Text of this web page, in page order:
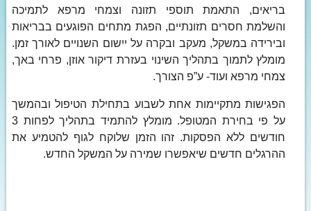
בריאים, התאמת תוספי תזונה וצמחי מרפא לתמיכה
והשלמת חסרים תזונתיים, הפגת מתחים הפוגעים בבריאות
ובירידה במשקל, מעקב ובקרה על יישום השנויים לאורך זמן.
מומלץ לתמוך בתהליך השינוי בעזרת דיקור אוזן, פרחי באך,
צמחי מרפא ועוד- ע”פ הצורך.
הפגישות מתקיימות אחת לשבוע בתחילת הטיפול ובהמשך
על פי בחירת המטופל. מומלץ להתמיד בתהליך לפחות 3
חודשים ללא הפסקות. זהו הזמן שלוקח לגוף להטמיע את
ההרגלים חדשים שיאפשרו שמירה על המשקל החדש.